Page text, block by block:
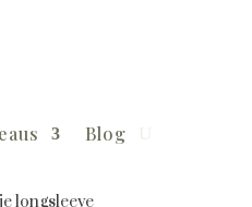
Blog
longsleeve